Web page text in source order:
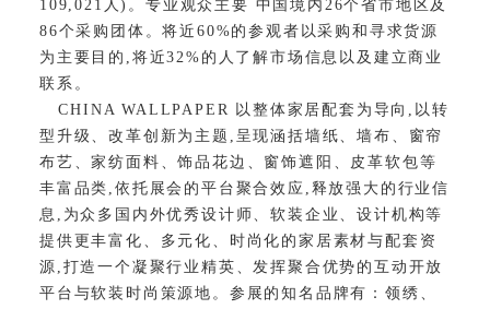
109,021人)。专业观众主要 中国境内26个省市地区及
86个采购团体。将近60%的参观者以采购和寻求货源
为主要目的,将近32%的人了解市场信息以及建立商业
联系。
CHINA WALLPAPER 以整体家居配套为导向,以转
型升级、改革创新为主题,呈现涵括墙纸、墙布、窗帘
布艺、家纺面料、饰品花边、窗饰遮阳、皮革软包等
丰富品类,依托展会的平台聚合效应,释放强大的行业信
息,为众多国内外优秀设计师、软装企业、设计机构等
提供更丰富化、多元化、时尚化的家居素材与配套资
源,打造一个凝聚行业精英、发挥聚合优势的互动开放
平台与软装时尚策源地。参展的知名品牌有：领绣、